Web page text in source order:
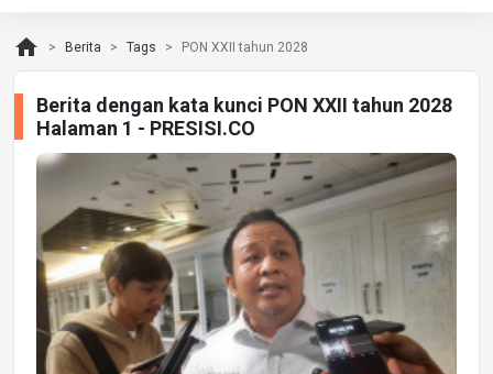
home Berita Tags PON XXII tahun 2028
Berita dengan kata kunci PON XXII tahun 2028
Halaman 1 - PRESISI.CO